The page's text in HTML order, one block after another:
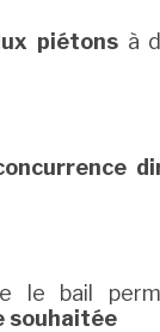
piétons à
le bail
souhaitée